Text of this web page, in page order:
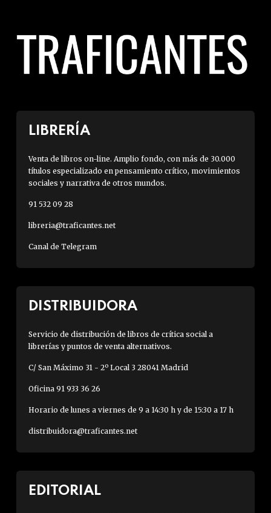
LIBRERÍA
Venta de libros on-line. Amplio fondo, con más de 30.000
títulos especializado en pensamiento crítico, movimientos
sociales y narrativa de otros mundos.
91 532 09 28
libreria@traficantes.net
Canal de Telegram
DISTRIBUIDORA
Servicio de distribución de libros de crítica social a
librerías y puntos de venta alternativos.
C/ San Máximo 31 - 2º Local 3 28041 Madrid
Oficina 91 933 36 26
Horario de lunes a viernes de 9 a 14:30 h y de 15:30 a 17 h
distribuidora@traficantes.net
EDITORIAL